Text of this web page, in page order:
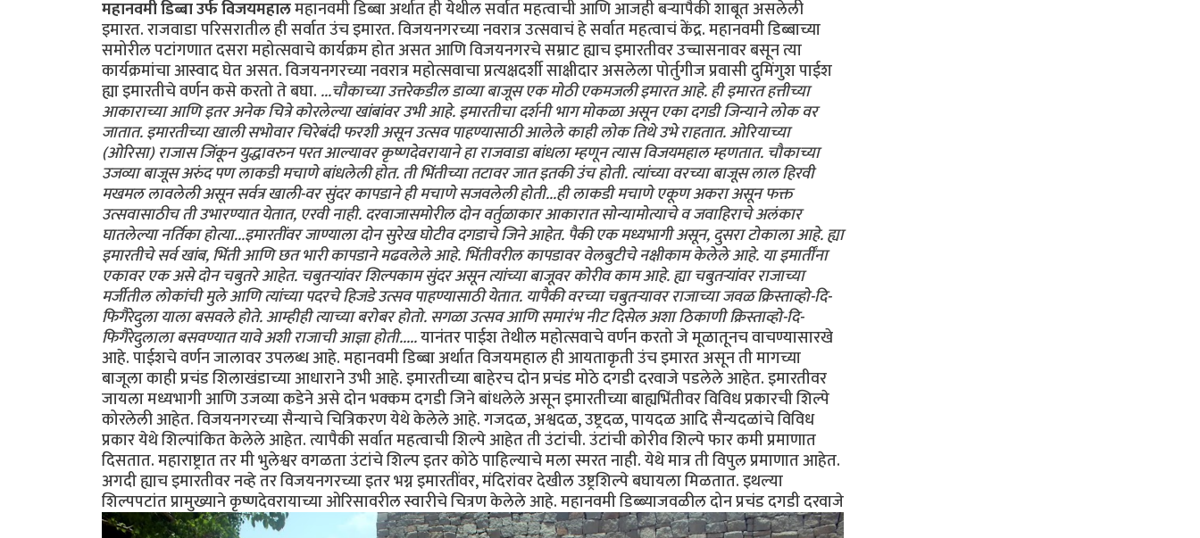
महानवमी डिब्बा उर्फ विजयमहालमहानवमी डिब्बा अर्थात ही येथील सर्वात महत्वाची आणि आजही बर्‍यापैकी शाबूत असलेली
इमारत. राजवाडा परिसरातील ही सर्वात उंच इमारत. विजयनगरच्या नवरात्र उत्सवाचं हे सर्वात महत्वाचं केंद्र. महानवमी डिब्बाच्या
समोरील पटांगणात दसरा महोत्सवाचे कार्यक्रम होत असत आणि विजयनगरचे सम्राट ह्याच इमारतीवर उच्चासनावर बसून त्या
कार्यक्रमांचा आस्वाद घेत असत. विजयनगरच्या नवरात्र महोत्सवाचा प्रत्यक्षदर्शी साक्षीदार असलेला पोर्तुगीज प्रवासी दुमिंगुश पाईश
ह्या इमारतीचे वर्णन कसे करतो ते बघा....चौकाच्या उत्तरेकडील डाव्या बाजूस एक मोठी एकमजली इमारत आहे. ही इमारत हत्तीच्या
आकाराच्या आणि इतर अनेक चित्रे कोरलेल्या खांबांवर उभी आहे. इमारतीचा दर्शनी भाग मोकळा असून एका दगडी जिन्याने लोक वर
जातात. इमारतीच्या खाली सभोवार चिरेबंदी फरशी असून उत्सव पाहण्यासाठी आलेले काही लोक तिथे उभे राहतात. ओरियाच्या
(ओरिसा) राजास जिंकून युद्धावरुन परत आल्यावर कृष्णदेवरायाने हा राजवाडा बांधला म्हणून त्यास विजयमहाल म्हणतात. चौकाच्या
उजव्या बाजूस अरुंद पण लाकडी मचाणे बांधलेली होत. ती भिंतीच्या तटावर जात इतकी उंच होती. त्यांच्या वरच्या बाजूस लाल हिरवी
मखमल लावलेली असून सर्वत्र खाली-वर सुंदर कापडाने ही मचाणे सजवलेली होती...ही लाकडी मचाणे एकूण अकरा असून फक्त
उत्सवासाठीच ती उभारण्यात येतात, एरवी नाही. दरवाजासमोरील दोन वर्तुळाकार आकारात सोन्यामोत्याचे व जवाहिराचे अलंकार
घातलेल्या नर्तिका होत्या...इमारतींवर जाण्याला दोन सुरेख घोटीव दगडाचे जिने आहेत. पैकी एक मध्यभागी असून, दुसरा टोकाला आहे. ह्या
इमारतीचे सर्व खांब, भिंती आणि छत भारी कापडाने मढवलेले आहे. भिंतीवरील कापडावर वेलबुटीचे नक्षीकाम केलेले आहे. या इमार्तींना
एकावर एक असे दोन चबुतरे आहेत. चबुतर्‍यांवर शिल्पकाम सुंदर असून त्यांच्या बाजूवर कोरीव काम आहे. ह्या चबुतर्‍यांवर राजाच्या
मर्जीतील लोकांची मुले आणि त्यांच्या पदरचे हिजडे उत्सव पाहण्यासाठी येतात. यापैकी वरच्या चबुतर्‍यावर राजाच्या जवळ क्रिस्ताव्हो-दि-
फिगैरेदुला याला बसवले होते. आम्हीही त्याच्या बरोबर होतो. सगळा उत्सव आणि समारंभ नीट दिसेल अशा ठिकाणी क्रिस्ताव्हो-दि-
फिगैरेदुलाला बसवण्यात यावे अशी राजाची आज्ञा होती.....यानंतर पाईश तेथील महोत्सवाचे वर्णन करतो जे मूळातूनच वाचण्यासारखे
आहे. पाईशचे वर्णन जालावर उपलब्ध आहे. महानवमी डिब्बा अर्थात विजयमहाल ही आयताकृती उंच इमारत असून ती मागच्या
बाजूला काही प्रचंड शिलाखंडाच्या आधाराने उभी आहे. इमारतीच्या बाहेरच दोन प्रचंड मोठे दगडी दरवाजे पडलेले आहेत. इमारतीवर
जायला मध्यभागी आणि उजव्या कडेने असे दोन भक्कम दगडी जिने बांधलेले असून इमारतीच्या बाह्यभिंतीवर विविध प्रकारची शिल्पे
कोरलेली आहेत. विजयनगरच्या सैन्याचे चित्रिकरण येथे केलेले आहे. गजदळ, अश्वदळ, उष्ट्रदळ, पायदळ आदि सैन्यदळांचे विविध
प्रकार येथे शिल्पांकित केलेले आहेत. त्यापैकी सर्वात महत्वाची शिल्पे आहेत ती उंटांची. उंटांची कोरीव शिल्पे फार कमी प्रमाणात
दिसतात. महाराष्ट्रात तर मी भुलेश्वर वगळता उंटांचे शिल्प इतर कोठे पाहिल्याचे मला स्मरत नाही. येथे मात्र ती विपुल प्रमाणात आहेत.
अगदी ह्याच इमारतीवर नव्हे तर विजयनगरच्या इतर भग्न इमारतींवर, मंदिरांवर देखील उष्ट्रशिल्पे बघायला मिळतात. इथल्या
शिल्पपटांत प्रामुख्याने कृष्णदेवरायाच्या ओरिसावरील स्वारीचे चित्रण केलेले आहे. महानवमी डिब्ब्याजवळील दोन प्रचंड दगडी दरवाजे